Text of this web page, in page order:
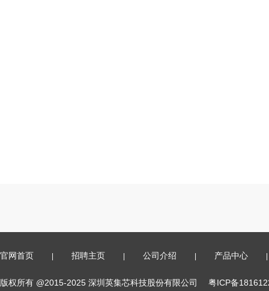
官网首页 | 招聘主页 | 公司介绍 | 产品中心 |
版权所有 @2015-2025 深圳英集芯科技股份有限公司 粤ICP备